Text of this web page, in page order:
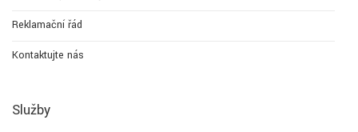
Reklamační řád
Kontaktujte nás
Služby